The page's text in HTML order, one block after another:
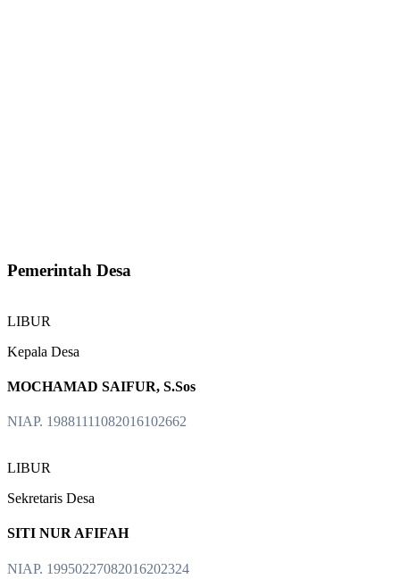
Pemerintah Desa
LIBUR
Kepala Desa
MOCHAMAD SAIFUR, S.Sos
NIAP. 19881111082016102662
LIBUR
Sekretaris Desa
SITI NUR AFIFAH
NIAP. 19950227082016202324